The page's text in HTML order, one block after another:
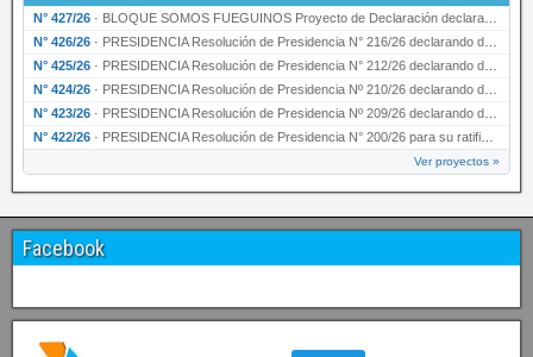
N° 427/26 · BLOQUE SOMOS FUEGUINOS Proyecto de Declaración declarando de interés provincial PRESIDENCI…
N° 426/26 · PRESIDENCIA Resolución de Presidencia N° 216/26 declarando de interés provincial la labor …
N° 425/26 · PRESIDENCIA Resolución de Presidencia N° 212/26 declarando de interés provincial el “50° A…
N° 424/26 · PRESIDENCIA Resolución de Presidencia Nº 210/26 declarando de interés provincial el proyec…
N° 423/26 · PRESIDENCIA Resolución de Presidencia Nº 209/26 declarando de interés provincial la presen…
N° 422/26 · PRESIDENCIA Resolución de Presidencia N° 200/26 para su ratificación.
Ver proyectos »
Facebook